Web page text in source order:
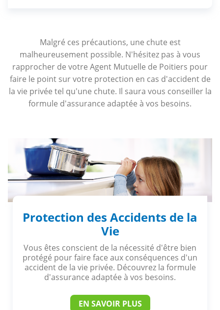
Malgré ces précautions, une chute est
malheureusement possible. N'hésitez pas à vous
rapprocher de votre Agent Mutuelle de Poitiers pour
faire le point sur votre protection en cas d'accident de
la vie privée tel qu'une chute. Il saura vous conseiller la
formule d'assurance adaptée à vos besoins.
Protection des Accidents de la
Vie
Vous êtes conscient de la nécessité d'être bien
protégé pour faire face aux conséquences d'un
accident de la vie privée. Découvrez la formule
d'assurance adaptée à vos besoins.
EN SAVOIR PLUS